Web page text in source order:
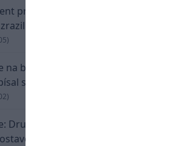
pre Zdena Cháru! Na
s bežcom
na bielom: Mohamed Salah
s Trabzonsporom
Druholigová Mallorca s
zdolala PSG